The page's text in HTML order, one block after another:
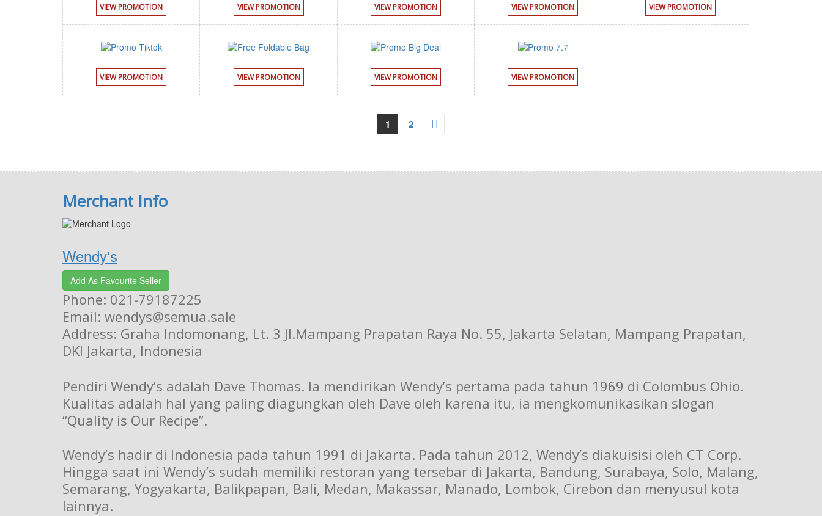
VIEW PROMOTION VIEW PROMOTION VIEW PROMOTION VIEW PROMOTION VIEW PROMOTION
VIEW PROMOTION VIEW PROMOTION VIEW PROMOTION VIEW PROMOTION
1 2
Merchant Info
Wendy's
Add As Favourite Seller
Phone: 021-79187225
Email: wendys@semua.sale
Address: Graha Indomonang, Lt. 3 Jl.Mampang Prapatan Raya No. 55, Jakarta Selatan, Mampang Prapatan,
DKI Jakarta, Indonesia
Pendiri Wendy’s adalah Dave Thomas. Ia mendirikan Wendy’s pertama pada tahun 1969 di Colombus Ohio.
Kualitas adalah hal yang paling diagungkan oleh Dave oleh karena itu, ia mengkomunikasikan slogan
“Quality is Our Recipe”.
Wendy’s hadir di Indonesia pada tahun 1991 di Jakarta. Pada tahun 2012, Wendy’s diakuisisi oleh CT Corp.
Hingga saat ini Wendy’s sudah memiliki restoran yang tersebar di Jakarta, Bandung, Surabaya, Solo, Malang,
Semarang, Yogyakarta, Balikpapan, Bali, Medan, Makassar, Manado, Lombok, Cirebon dan menyusul kota
lainnya.